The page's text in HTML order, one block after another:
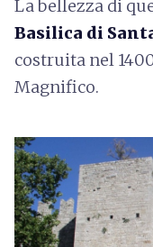
La bellezza di
Basilica di
costruita nel
Magnifico.